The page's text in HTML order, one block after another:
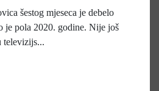
šestog mjeseca je debelo
je pola 2020. godine. Nije još
televizijs...